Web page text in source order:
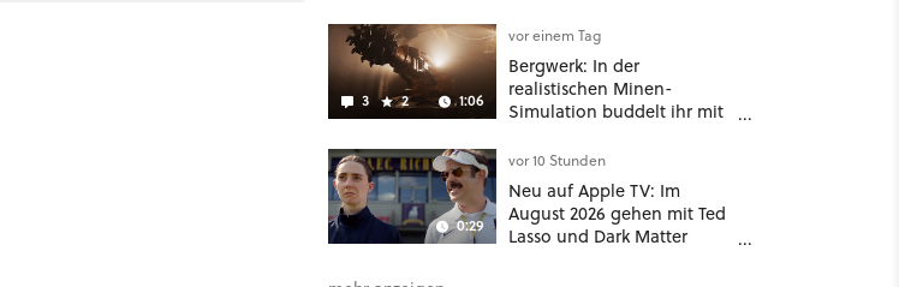
nützliches Map-Tool
3 2 1:06
vor einem Tag
Bergwerk: In der
realistischen Minen-
Simulation buddelt ihr mit
möglichst vorsichtig Kohle
aus
0:29
vor 10 Stunden
Neu auf Apple TV: Im
August 2026 gehen mit Ted
Lasso und Dark Matter